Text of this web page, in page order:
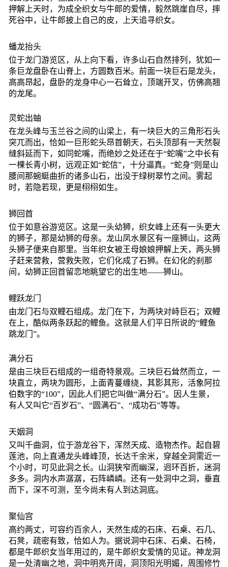
押解上天时，为成全织女与牛郎的爱情，毅然跳崖自尽，摔
死谷中，让牛郎披上自己的皮，上天追寻织女。
蟠龙抬头
位于龙门游览区，从上向下看，许多山石自然排列，犹如一
条巨龙盘卧在山脊上，方圆数百米。前面一块巨石是龙头，
高高昂起，盘卧的龙身中心一石耸立，顶端开叉，仿佛高翘
的龙尾。
灵蛇出蚰
在龙头峰与玉兰谷之间的山梁上，有一块巨大的三角形石头
突兀而出，恰如一巨形蛇头昂首朝天，石头顶部有一天然裂
缝斜延而下，如同蛇嘴，而绝妙之处还在于“蛇嘴”之中长有
一棵长青小树，远观正如“蛇信”，十分逼真。“蛇身”则是山
腰间那蜿蜓曲折的诸多山石，出没于绿树翠竹之间。雾起
时，若隐若现，更是栩栩如生。
狮回首
位于如意谷游览区。这是一头幼狮，织女峰上还有一头更大
的狮子，那是幼狮的母亲。龙山凤水景区有一座狮山，这两
头狮子便来自那里。当年织女被王母娘娘押解上天，两头狮
子赶来营救，营救失败，它们化成了石狮。在幻化的刹那
间，幼狮正回首留恋地眺望它的出生地——狮山。
鲤跃龙门
由龙门石与双鲤石组成。龙门在下，为两块对峙巨石；双鲤
在上，酷似两条跃起的鲤鱼。这就是人们平日所说的“鲤鱼
跳龙门”。
满分石
是由三块巨石组成的一组奇特景观。三块巨石耸然而立，一
块直立，两块为圆形，上面青蔓缠绕，其影其形，活象阿拉
伯数字的“100”，因此人们把它叫做“满分石”。因人生景，
有人又叫它“百岁石”、“圆满石”、“成功石”等等。
天姻洞
又叫千曲洞，位于游龙谷下，浑然天成、造物杰作。起自碧
莲池，向上直通龙头峰峰顶，长达千余米，穿越全洞需近一
个小时，可见此洞之长。山洞狭窄而幽深，迥环百折，迷洞
多多。洞内水声潺潺，石阵嶙嶙。还有一处洞中之洞，垂直
而下，深不可测，至今尚未有人到达洞底。
聚仙宫
高约两丈，可容约百余人，天然生成的石床、石桌、石几、
石凳，疏密有致，恰如人为。据说洞中石床、石桌、石椅，
都是牛郎织女当年用过的，是牛郎织女爱情的见证。神龙洞
是一处清幽之地，洞中明亮开阔，洞顶阳光明媚，周围修竹